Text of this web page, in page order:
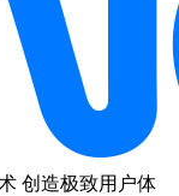
创造极致用户体